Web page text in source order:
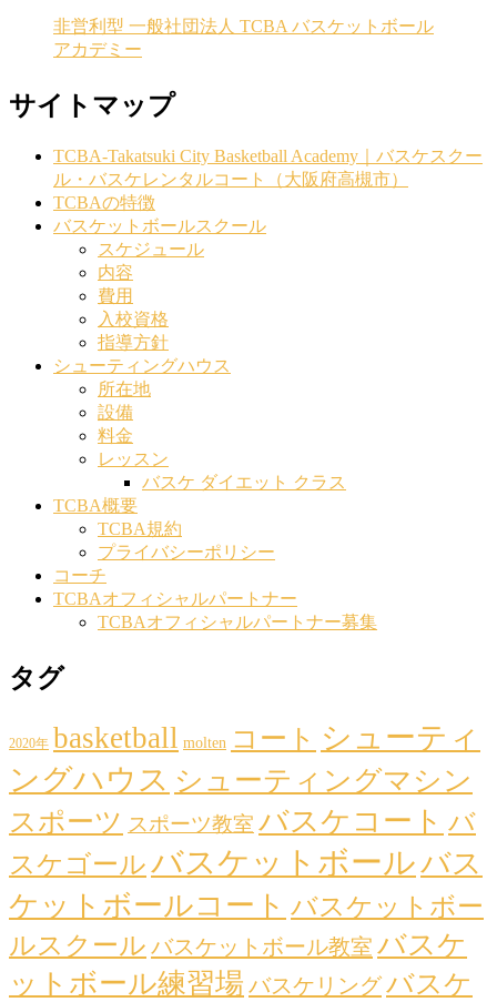
非営利型 一般社団法人 TCBA バスケットボール
アカデミー
サイトマップ
TCBA-Takatsuki City Basketball Academy｜バスケスクー
ル・バスケレンタルコート（大阪府高槻市）
TCBAの特徴
バスケットボールスクール
スケジュール
内容
費用
入校資格
指導方針
シューティングハウス
所在地
設備
料金
レッスン
バスケ ダイエット クラス
TCBA概要
TCBA規約
プライバシーポリシー
コーチ
TCBAオフィシャルパートナー
TCBAオフィシャルパートナー募集
タグ
2020年 basketball molten コート シューティ
ングハウス シューティングマシン
スポーツ スポーツ教室 バスケコート バ
スケゴールバスケットボールバス
ケットボールコート バスケットボー
ルスクール バスケットボール教室 バスケ
ットボール練習場 バスケリングバスケ